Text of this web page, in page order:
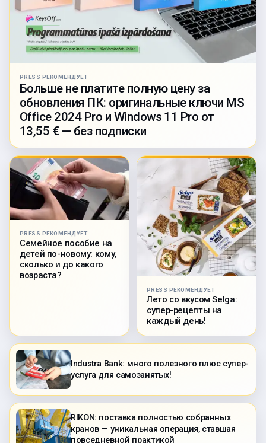
PRESS РЕКОМЕНДУЕТ
Больше не платите полную цену за
обновления ПК: оригинальные ключи MS
Office 2024 Pro и Windows 11 Pro от
13,55 € — без подписки
PRESS РЕКОМЕНДУЕТ
Семейное пособие на
детей по-новому: кому,
сколько и до какого
возраста?
PRESS РЕКОМЕНДУЕТ
Лето со вкусом Selga:
супер-рецепты на
каждый день!
Industra Bank: много полезного плюс супер-
услуга для самозанятых!
RIKON: поставка полностью собранных
кранов — уникальная операция, ставшая
повседневной практикой